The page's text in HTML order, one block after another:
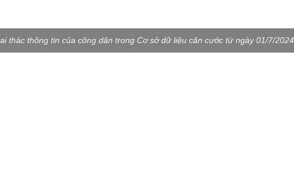
thác thông tin của công dân trong Cơ sở dữ liệu căn cước từ ngày 01/7/2024